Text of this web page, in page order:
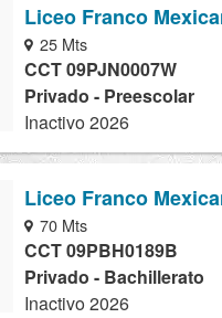
Liceo Franco
25 Mts
CCT 09PJN0007W
Privado - Preescolar
Inactivo 2026
Liceo Franco
70 Mts
CCT 09PBH0189B
Privado - Bachillerato
Inactivo 2026